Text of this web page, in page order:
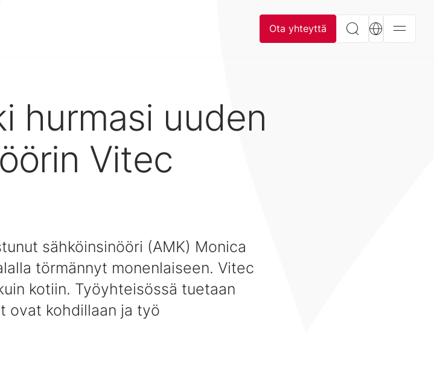
Ota yhteyttä
hurmasi uuden
Vitec
sähköinsinööri (AMK) Monica
törmännyt monenlaiseen. Vitec
kotiin. Työyhteisössä tuetaan
ovat kohdillaan ja työ